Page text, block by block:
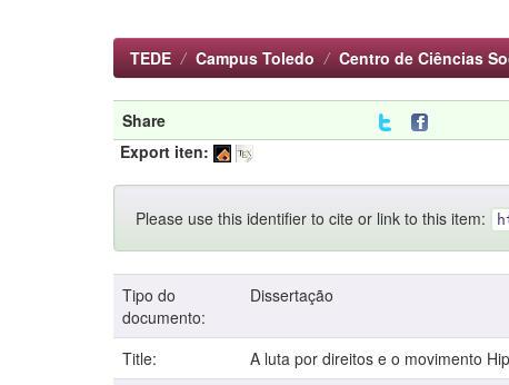
TEDE Campus Toledo Centro de Ciências
Share
Export iten:
Please use this identifier to cite or link to this item:
Tipo do
documento:
Dissertação
Title:
A luta por direitos e o movimento